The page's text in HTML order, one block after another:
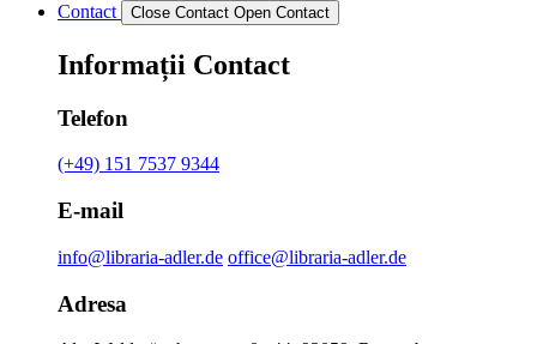
Contact
Close Contact Open Contact
Informații Contact
Telefon
(+49) 151 7537 9344
E-mail
info@libraria-adler.de office@libraria-adler.de
Adresa